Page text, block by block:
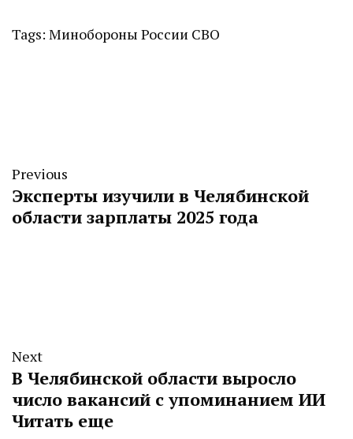
Tags: Минобороны России СВО
Previous
Эксперты изучили в Челябинской
области зарплаты 2025 года
Next
В Челябинской области выросло
число вакансий с упоминанием ИИ
Читать еще